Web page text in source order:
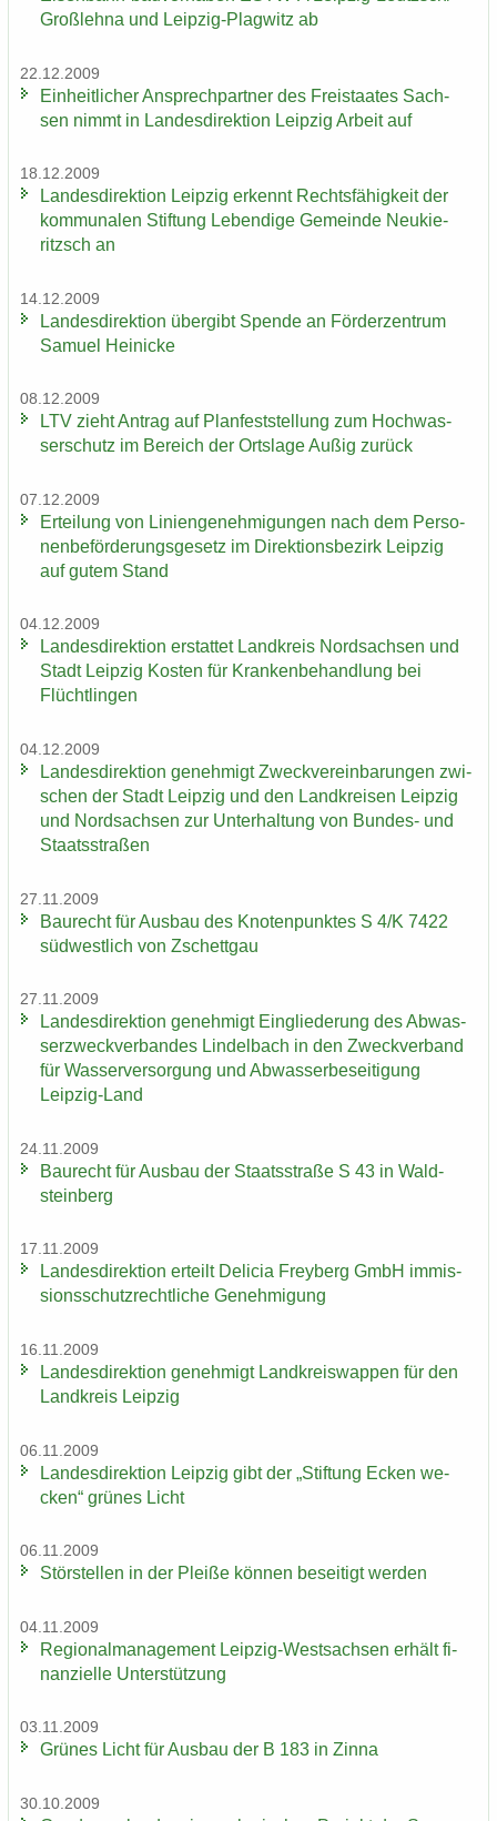
Groß­leh­na und Leipzig-​Plagwitz ab
22.12.2009
Ein­heit­li­cher An­sprech­part­ner des Frei­staa­tes Sach­
sen nimmt in Lan­des­di­rek­ti­on Leip­zig Ar­beit auf
18.12.2009
Lan­des­di­rek­ti­on Leip­zig er­kennt Rechts­fä­hig­keit der
kom­mu­na­len Stif­tung Le­ben­di­ge Ge­mein­de Neu­kie­
ritzsch an
14.12.2009
Lan­des­di­rek­ti­on über­gibt Spen­de an För­der­zen­trum
Sa­mu­el Hei­ni­cke
08.12.2009
LTV zieht An­trag auf Plan­fest­stel­lung zum Hoch­was­
ser­schutz im Be­reich der Orts­la­ge Außig zu­rück
07.12.2009
Er­tei­lung von Li­ni­en­ge­neh­mi­gun­gen nach dem Per­so­
nen­be­för­de­rungs­ge­setz im Di­rek­ti­ons­be­zirk Leip­zig
auf gutem Stand
04.12.2009
Lan­des­di­rek­ti­on er­stat­tet Land­kreis Nord­sach­sen und
Stadt Leip­zig Kos­ten für Kran­ken­be­hand­lung bei
Flücht­lin­gen
04.12.2009
Lan­des­di­rek­ti­on ge­neh­migt Zweck­ver­ein­ba­run­gen zwi­
schen der Stadt Leip­zig und den Land­krei­sen Leip­zig
und Nord­sach­sen zur Un­ter­hal­tung von Bundes-​ und
Staats­stra­ßen
27.11.2009
Bau­recht für Aus­bau des Kno­ten­punk­tes S 4/K 7422
süd­west­lich von Zschett­gau
27.11.2009
Lan­des­di­rek­ti­on ge­neh­migt Ein­glie­de­rung des Ab­was­
ser­zweck­ver­ban­des Lindel­bach in den Zweck­ver­band
für Was­ser­ver­sor­gung und Ab­was­ser­be­sei­ti­gung
Leipzig-​Land
24.11.2009
Bau­recht für Aus­bau der Staats­stra­ße S 43 in Wald­
stein­berg
17.11.2009
Lan­des­di­rek­ti­on er­teilt De­li­cia Frey­berg GmbH im­mis­
si­ons­schutz­recht­li­che Ge­neh­mi­gung
16.11.2009
Lan­des­di­rek­ti­on ge­neh­migt Land­kreis­wap­pen für den
Land­kreis Leip­zig
06.11.2009
Lan­des­di­rek­ti­on Leip­zig gibt der „Stif­tung Ecken we­
cken“ grü­nes Licht
06.11.2009
Stör­stel­len in der Plei­ße kön­nen be­sei­tigt wer­den
04.11.2009
Re­gio­nal­ma­nage­ment Leipzig-​Westsachsen er­hält fi­
nan­zi­el­le Un­ter­stüt­zung
03.11.2009
Grü­nes Licht für Aus­bau der B 183 in Zinna
30.10.2009